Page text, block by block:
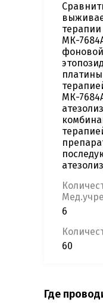
МК-
МК-
6
60
Где